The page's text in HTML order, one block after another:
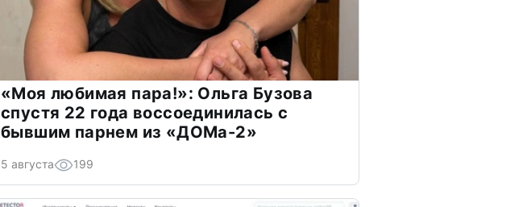
«Моя любимая пара!»: Ольга Бузова
спустя 22 года воссоединилась с
бывшим парнем из «ДОМа-2»
5 августа 199